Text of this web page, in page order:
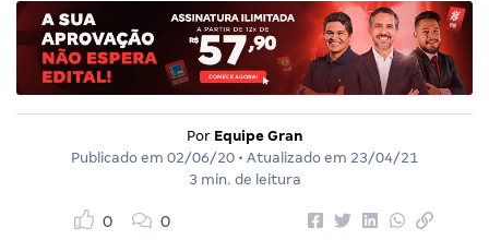
Por Equipe Gran
Publicado em 02/06/20 • Atualizado em 23/04/21
3 min. de leitura
0 0